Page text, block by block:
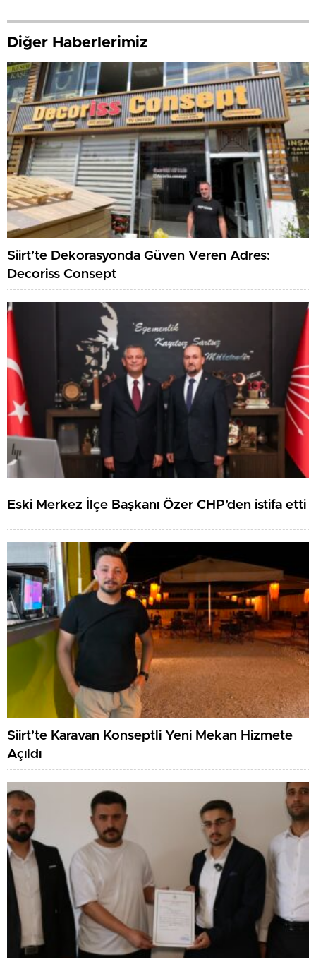
Diğer Haberlerimiz
Siirt’te Dekorasyonda Güven Veren Adres:
Decoriss Consept
Eski Merkez İlçe Başkanı Özer CHP’den istifa etti
Siirt’te Karavan Konseptli Yeni Mekan Hizmete
Açıldı